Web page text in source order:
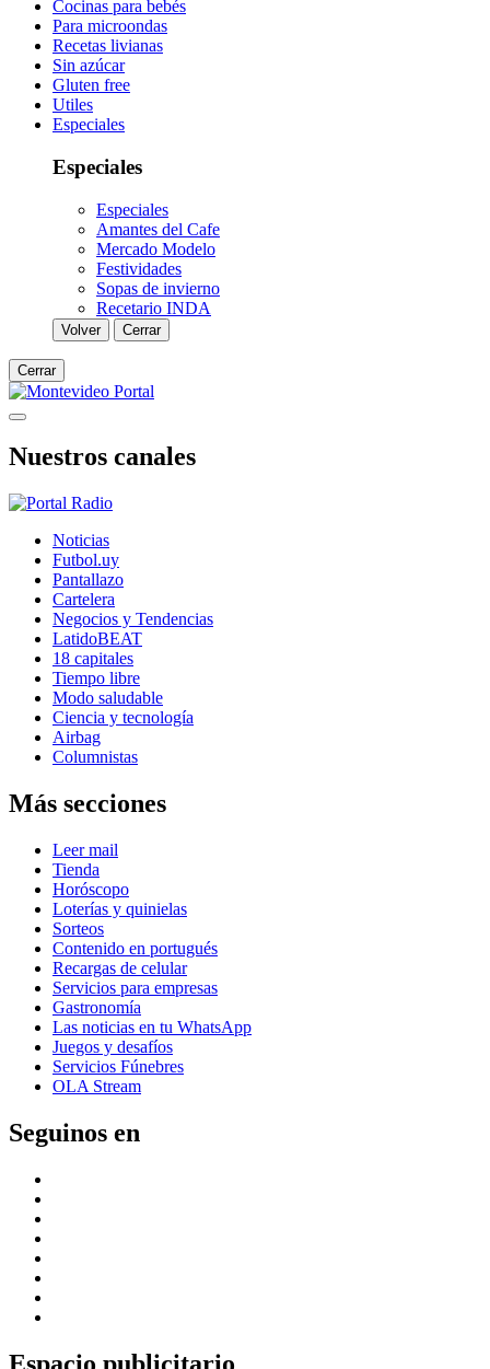
Cocinas para bebés
Para microondas
Recetas livianas
Sin azúcar
Gluten free
Utiles
Especiales
Especiales
Especiales
Amantes del Cafe
Mercado Modelo
Festividades
Sopas de invierno
Recetario INDA
Volver Cerrar
Cerrar
Nuestros canales
Noticias
Futbol.uy
Pantallazo
Cartelera
Negocios y Tendencias
LatidoBEAT
18 capitales
Tiempo libre
Modo saludable
Ciencia y tecnología
Airbag
Columnistas
Más secciones
Leer mail
Tienda
Horóscopo
Loterías y quinielas
Sorteos
Contenido en portugués
Recargas de celular
Servicios para empresas
Gastronomía
Las noticias en tu WhatsApp
Juegos y desafíos
Servicios Fúnebres
OLA Stream
Seguinos en